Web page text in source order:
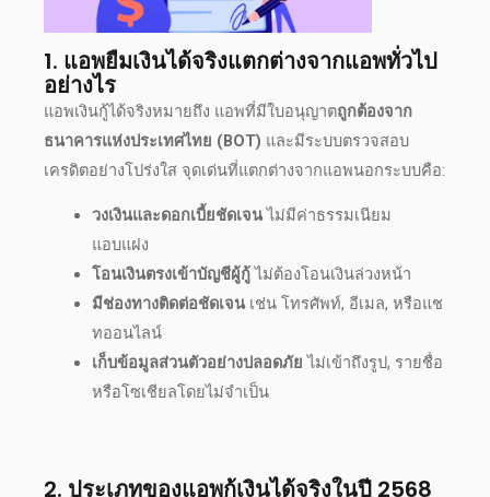
1. แอพยืมเงินได้จริงแตกต่างจากแอพทั่วไป
อย่างไร
แอพเงินกู้ได้จริงหมายถึง แอพที่มีใบอนุญาตถูกต้องจาก
ธนาคารแห่งประเทศไทย (BOT) และมีระบบตรวจสอบ
เครดิตอย่างโปร่งใส จุดเด่นที่แตกต่างจากแอพนอกระบบคือ:
วงเงินและดอกเบี้ยชัดเจนไม่มีค่าธรรมเนียม
แอบแฝง
โอนเงินตรงเข้าบัญชีผู้กู้ไม่ต้องโอนเงินล่วงหน้า
มีช่องทางติดต่อชัดเจนเช่น โทรศัพท์, อีเมล, หรือแช
ทออนไลน์
เก็บข้อมูลส่วนตัวอย่างปลอดภัย ไม่เข้าถึงรูป, รายชื่อ
หรือโซเชียลโดยไม่จำเป็น
2. ประเภทของแอพกู้เงินได้จริงในปี 2568